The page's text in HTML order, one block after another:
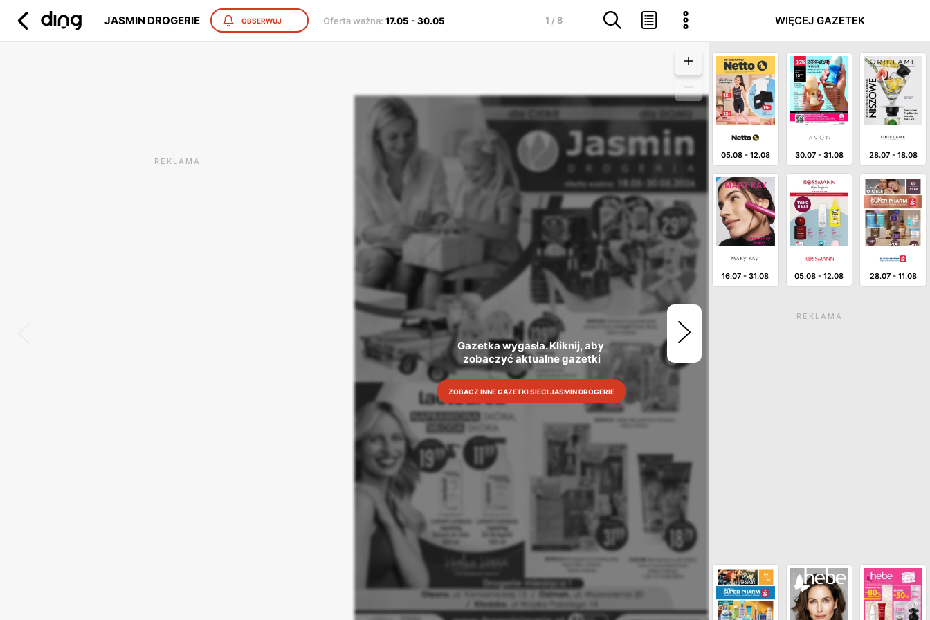
JASMIN DROGERIE OBSERWUJ Oferta ważna: 17.05 -30.05 1 / 8
REKLAMA
Gazetka wygasła. Kliknij, aby
zobaczyć aktualne gazetki
ZOBACZ INNE GAZETKI SIECI JASMIN DROGERIE
WIĘCEJ GAZETEK
05.08- 12.08 30.07- 31.08 28.07- 18.08
16.07 -31.08 05.08 -12.08 28.07- 11.08
REKLAMA